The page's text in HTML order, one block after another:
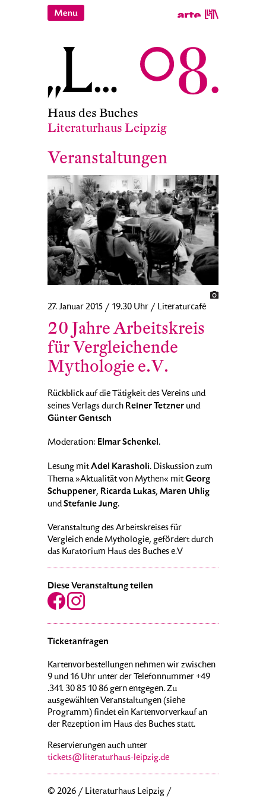
Haus des Buches
Literaturhaus Leipzig
Veranstaltungen
27. Januar 2015 / 19.30 Uhr / Literaturcafé
20 Jahre Arbeitskreis
für Vergleichende
Mythologie e.V.
Rückblick auf die Tätigkeit des Vereins und
seines Verlags durch Reiner Tetzner und
Günter Gentsch
Moderation: Elmar Schenkel.
Lesung mitAdel Karasholi. Diskussion zum
Thema »Aktualität von Mythen« mitGeorg
Schuppener, Ricarda Lukas, Maren Uhlig
undStefanie Jung.
Veranstaltung des Arbeitskreises für
Vergleich ende Mythologie, gefördert durch
das Kuratorium Haus des Buches e.V
Diese Veranstaltung teilen
Ticketanfragen
Kartenvorbestellungen nehmen wir zwischen
9 und 16 Uhr unter der Telefonnummer +49
.341. 30 85 10 86 gern entgegen. Zu
ausgewählten Veranstaltungen (siehe
Programm) findet ein Kartenvorverkauf an
der Rezeption im Haus des Buches statt.
Reservierungen auch unter
tickets@literaturhaus-leipzig.de
© 2026 / Literaturhaus Leipzig /